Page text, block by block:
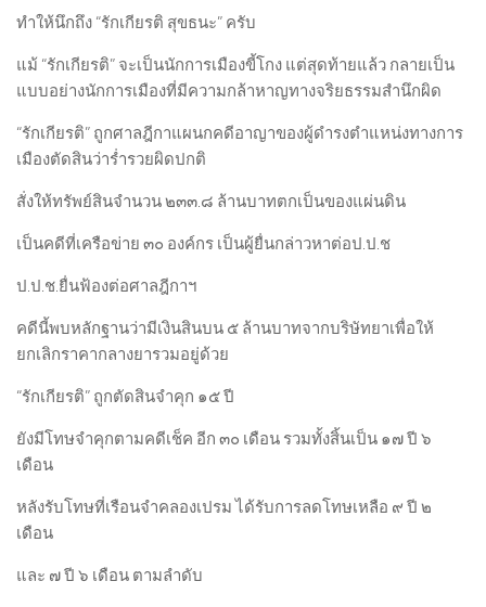
ทำให้นึกถึง “รักเกียรติ สุขธนะ” ครับ
แม้ “รักเกียรติ” จะเป็นนักการเมืองขี้โกง แต่สุดท้ายแล้ว กลายเป็น
แบบอย่างนักการเมืองที่มีความกล้าหาญทางจริยธรรมสำนึกผิด
“รักเกียรติ” ถูกศาลฎีกาแผนกคดีอาญาของผู้ดำรงตำแหน่งทางการ
เมืองตัดสินว่าร่ำรวยผิดปกติ
สั่งให้ทรัพย์สินจำนวน ๒๓๓.๘ ล้านบาทตกเป็นของแผ่นดิน
เป็นคดีที่เครือข่าย ๓๐ องค์กร เป็นผู้ยื่นกล่าวหาต่อป.ป.ช
ป.ป.ช.ยื่นฟ้องต่อศาลฎีกาฯ
คดีนี้พบหลักฐานว่ามีเงินสินบน ๕ ล้านบาทจากบริษัทยาเพื่อให้
ยกเลิกราคากลางยารวมอยู่ด้วย
“รักเกียรติ” ถูกตัดสินจำคุก ๑๕ ปี
ยังมีโทษจำคุกตามคดีเช็ค อีก ๓๐ เดือน รวมทั้งสิ้นเป็น ๑๗ ปี ๖
เดือน
หลังรับโทษที่เรือนจำคลองเปรม ได้รับการลดโทษเหลือ ๙ ปี ๒
เดือน
และ ๗ ปี ๖ เดือน ตามลำดับ